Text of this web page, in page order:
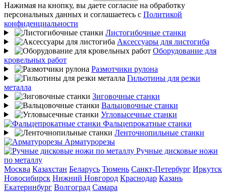
Нажимая на кнопку, вы даете согласие на обработку
персональных данных и соглашаетесь с Политикой
конфиденциальности
Листогибочные станки
Аксессуары для листогиба
Оборудование для
кровельных работ
Размотчики рулона
Гильотины для резки
металла
Зиговочные станки
Вальцовочные станки
Угловысечные станки
Фальцепрокатные станки
Ленточнопильные станки
Арматурорезы
Ручные дисковые ножи
по металлу
Москва Казахстан Беларусь Тюмень Санкт-Петербург Иркутск
Новосибирск Нижний Новгород Краснодар Казань
Екатеринбург Волгоград Самара